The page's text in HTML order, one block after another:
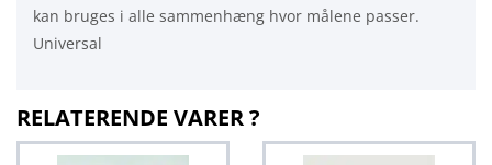
kan bruges i alle sammenhæng hvor målene passer.
Universal
RELATERENDE VARER ?